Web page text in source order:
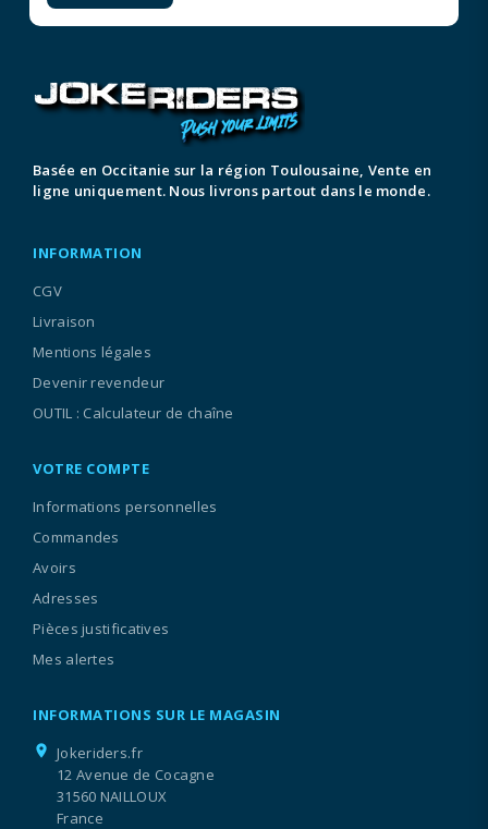
Basée en Occitanie sur la région Toulousaine, Vente en
ligne uniquement. Nous livrons partout dans le monde.
INFORMATION
CGV
Livraison
Mentions légales
Devenir revendeur
OUTIL : Calculateur de chaîne
VOTRE COMPTE
Informations personnelles
Commandes
Avoirs
Adresses
Pièces justificatives
Mes alertes
INFORMATIONS SUR LE MAGASIN
location_on
Jokeriders.fr
12 Avenue de Cocagne
31560 NAILLOUX
France